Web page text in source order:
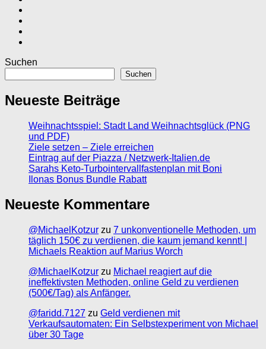
Suchen
Suchen
Neueste Beiträge
Weihnachtsspiel: Stadt Land Weihnachtsglück (PNG
und PDF)
Ziele setzen – Ziele erreichen
Eintrag auf der Piazza / Netzwerk-Italien.de
Sarahs Keto-Turbointervallfastenplan mit Boni
Ilonas Bonus Bundle Rabatt
Neueste Kommentare
@MichaelKotzur zu 7 unkonventionelle Methoden, um
täglich 150€ zu verdienen, die kaum jemand kennt! |
Michaels Reaktion auf Marius Worch
@MichaelKotzur zu Michael reagiert auf die
ineffektivsten Methoden, online Geld zu verdienen
(500€/Tag) als Anfänger.
@faridd.7127 zu Geld verdienen mit
Verkaufsautomaten: Ein Selbstexperiment von Michael
über 30 Tage